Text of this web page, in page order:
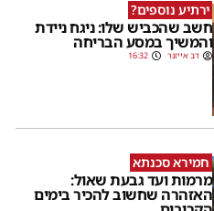
ירתיע נוספים?
חשב שהכביש שלו: ניגח ניידת
והמשיך במסע הבריחה
דב אייזנר 16:32
חמירא סכנתא
מרמות ועד גבעת שאול:
האזהרה שחשוב להכיר בימים